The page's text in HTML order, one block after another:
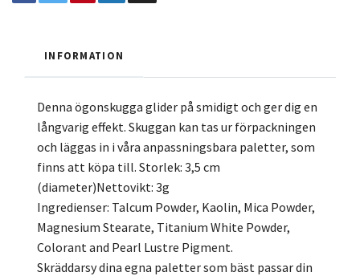
INFORMATION
Denna ögonskugga glider på smidigt och ger dig en
långvarig effekt. Skuggan kan tas ur förpackningen
och läggas in i våra anpassningsbara paletter, som
finns att köpa till. Storlek: 3,5 cm
(diameter)Nettovikt: 3g
Ingredienser: Talcum Powder, Kaolin, Mica Powder,
Magnesium Stearate, Titanium White Powder,
Colorant and Pearl Lustre Pigment.
Skräddarsy dina egna paletter som bäst passar din